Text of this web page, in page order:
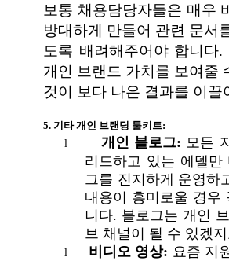
보통 채용담당자들은 매우
방대하게 만들어 관련 문서
도록 배려해주어야 합니다.
개인 브랜드 가치를 보여줄
것이 보다 나은 결과를 이끌
5. 기타 개인 브랜딩 툴키트:
l 개인 블로그: 모든
리드하고 있는 에델만
그를 진지하게 운영하
내용이 흥미로울 경우
니다. 블로그는 개인
브 채널이 될 수 있겠지
l 비디오 영상: 요즘 지